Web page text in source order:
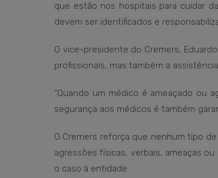
que estão nos hospitais para cuidar
devem ser identificados e
O vice-presidente do Cremers,
profissionais, mas também a
“Quando um médico é ameaçado ou
segurança aos médicos é também
O Cremers reforça que nenhum tipo
agressões físicas, verbais, ameaças
o caso à entidade.